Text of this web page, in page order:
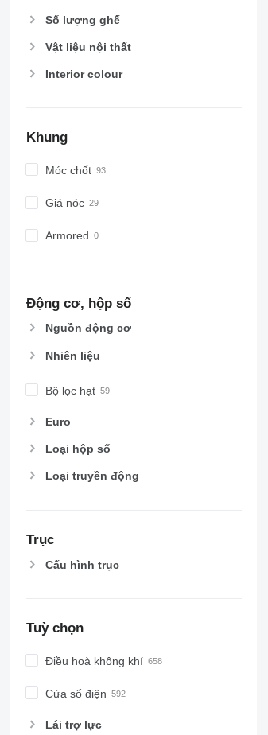
Số lượng ghế
Vật liệu nội thất
Interior colour
Khung
Móc chốt
Giá nóc
Armored
Động cơ, hộp số
Nguồn động cơ
Nhiên liệu
Bộ lọc hạt
Euro
Loại hộp số
Loại truyền động
Trục
Cấu hình trục
Tuỳ chọn
Điều hoà không khí
Cửa sổ điện
Lái trợ lực